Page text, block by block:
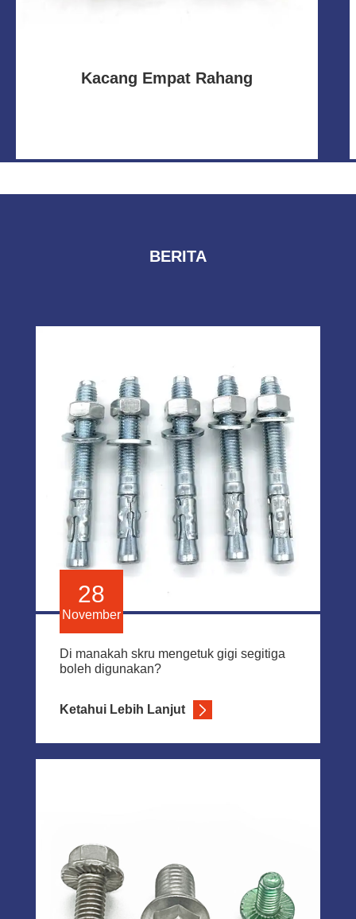
Kacang Empat Rahang
BERITA
28
November
Di manakah skru mengetuk gigi segitiga
boleh digunakan?
Ketahui Lebih Lanjut